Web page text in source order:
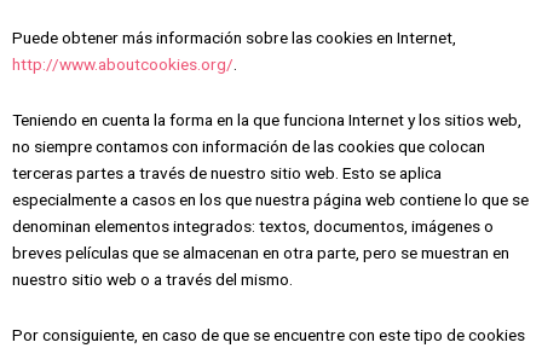
Puede obtener más información sobre las cookies en Internet,
http://www.aboutcookies.org/
Teniendo en cuenta la forma en la que funciona Internet y los sitios web,
no siempre contamos con información de las cookies que colocan
terceras partes a través de nuestro sitio web. Esto se aplica
especialmente a casos en los que nuestra página web contiene lo que se
denominan elementos integrados: textos, documentos, imágenes o
breves películas que se almacenan en otra parte, pero se muestran en
nuestro sitio web o a través del mismo.
Por consiguiente, en caso de que se encuentre con este tipo de cookies